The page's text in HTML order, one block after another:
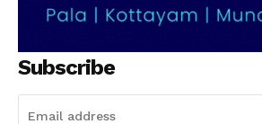
Subscribe